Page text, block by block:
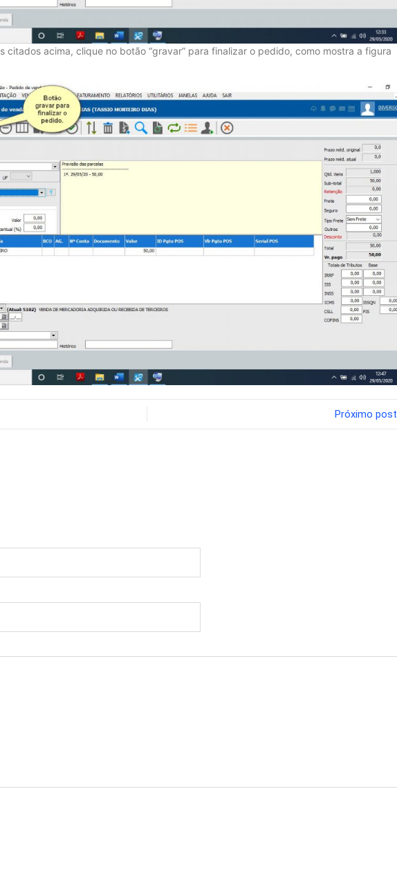
citados acima, clique no botão “gravar” para finalizar o pedido, como mostra a figura
Próximo post